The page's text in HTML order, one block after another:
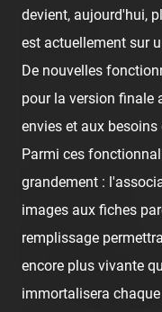
Comment
Nom/prénom
Email address
Nous vous demandons
afin de pouvoir gérer
devient, aujourd'hui,
est actuellement sur
De nouvelles
pour la version finale
envies et aux
Parmi ces
grandement :
images aux fiches
remplissage
encore plus vivante
immortalisera